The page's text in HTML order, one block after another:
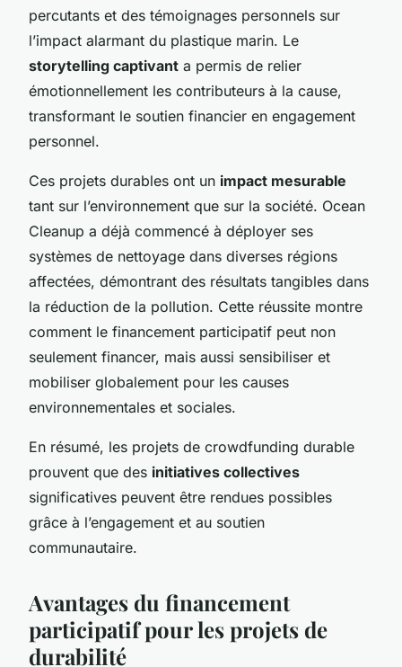
percutants et des témoignages personnels sur
l’impact alarmant du plastique marin. Le
storytelling captivant a permis de relier
émotionnellement les contributeurs à la cause,
transformant le soutien financier en engagement
personnel.
Ces projets durables ont un impact mesurable
tant sur l’environnement que sur la société. Ocean
Cleanup a déjà commencé à déployer ses
systèmes de nettoyage dans diverses régions
affectées, démontrant des résultats tangibles dans
la réduction de la pollution. Cette réussite montre
comment le financement participatif peut non
seulement financer, mais aussi sensibiliser et
mobiliser globalement pour les causes
environnementales et sociales.
En résumé, les projets de crowdfunding durable
prouvent que des initiatives collectives
significatives peuvent être rendues possibles
grâce à l’engagement et au soutien
communautaire.
Avantages du financement
participatif pour les projets de
durabilité